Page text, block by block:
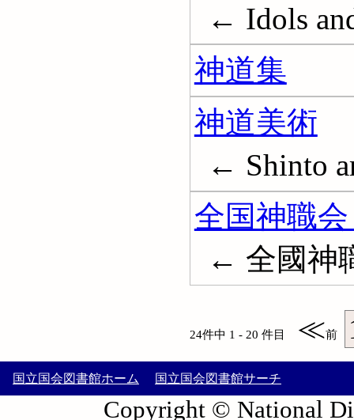
← Idols
神道集
神道美術
← Shinto
全国神職
← 全國神
24件中 1 - 20 件目 ≪前
国立国会図書館ホーム 国立国会図書館サーチ
Copyright © National